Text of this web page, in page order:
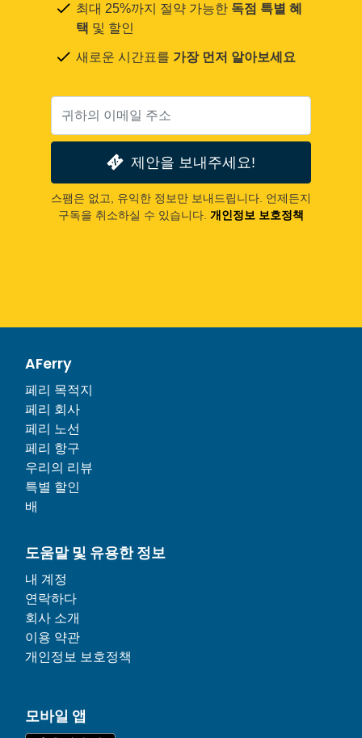
최대 25%까지 절약 가능한 독점 특별 혜
택 및 할인
새로운 시간표를 가장 먼저 알아보세요
제안을 보내주세요!
스팸은 없고, 유익한 정보만 보내드립니다. 언제든지
구독을 취소하실 수 있습니다. 개인정보 보호정책
AFerry
페리 목적지
페리 회사
페리 노선
페리 항구
우리의 리뷰
특별 할인
배
도움말 및 유용한 정보
내 계정
연락하다
회사 소개
이용 약관
개인정보 보호정책
모바일 앱